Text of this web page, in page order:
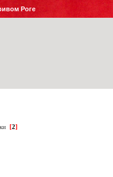
Роге
[2]